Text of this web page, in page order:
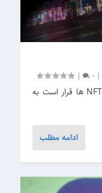
|
0
|
مارک زاکربرگ مدیر عامل متا تأیید کرد که NFT ها قرار است به
ادامه مطلب